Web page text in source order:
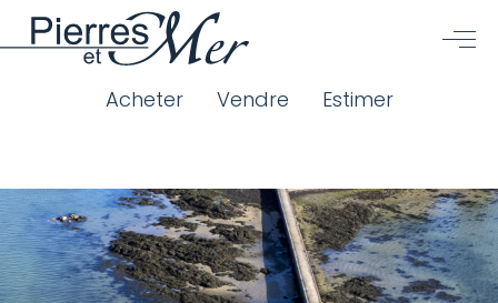
Acheter Vendre Estimer